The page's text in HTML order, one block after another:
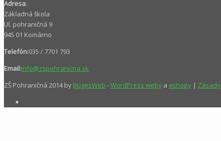
Adresa:
Základná škola
Ul. pohraničná 9
945 01 Komárno
Telefón:035 / 7701 793
Email:info@zspohranicna.sk
ZŠ Pohraničná 2014 by BugesWeb -WordPress weby a eshopy |